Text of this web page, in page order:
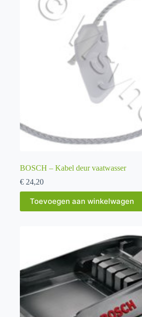
BOSCH – Kabel deur vaatwasser
€ 24,20
Toevoegen aan winkelwagen